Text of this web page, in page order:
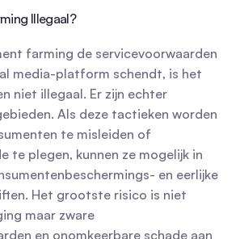
Illegaal?
farming de servicevoorwaarden
media-platform schendt, is het
niet illegaal. Er zijn echter
Als deze tactieken worden
te misleiden of
te plegen, kunnen ze mogelijk in
en eerlijke
Het grootste risico is niet
maar zware
en onomkeerbare schade aan